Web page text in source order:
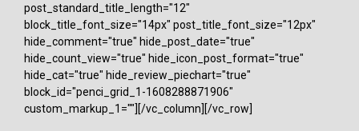
post_standard_title_length="12"
block_title_font_size="14px" post_title_font_size="12px"
hide_comment="true" hide_post_date="true"
hide_count_view="true" hide_icon_post_format="true"
hide_cat="true" hide_review_piechart="true"
block_id="penci_grid_1-1608288871906"
custom_markup_1=""][/vc_column][/vc_row]